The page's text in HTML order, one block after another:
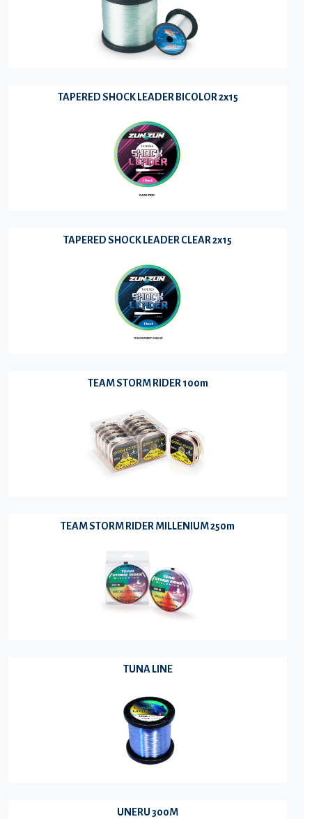
TAPERED SHOCK LEADER BICOLOR 2x15
TAPERED SHOCK LEADER CLEAR 2x15
TEAM STORM RIDER 100m
TEAM STORM RIDER MILLENIUM 250m
TUNA LINE
UNERU 300M